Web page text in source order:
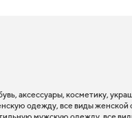
аксессуары, косметику,
одежду, все виды женской
мужскую одежду, все